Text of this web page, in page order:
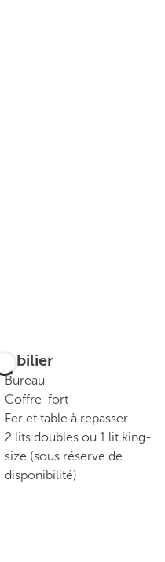
Mobilier
Bureau
Coffre-fort
Fer et table à repasser
2 lits doubles ou 1 lit king-
size (sous réserve de
disponibilité)